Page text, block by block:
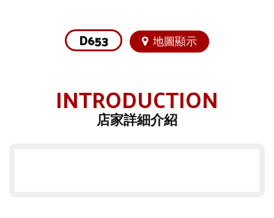
D653 地圖顯示
INTRODUCTION
店家詳細介紹